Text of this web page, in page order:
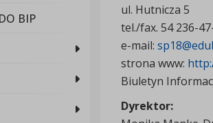
BIP
ul. Hutnicza 5
tel./fax. 54 236-
e-mail:
strona www:
Biuletyn
Dyrektor: